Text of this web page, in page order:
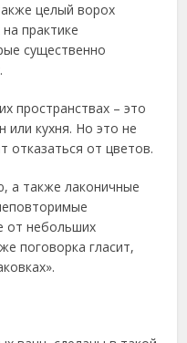
целый ворох
практике
существенно
пространствах – это
или кухня. Но это не
отказаться от цветов.
а также лаконичные
от небольших
поговорка гласит,